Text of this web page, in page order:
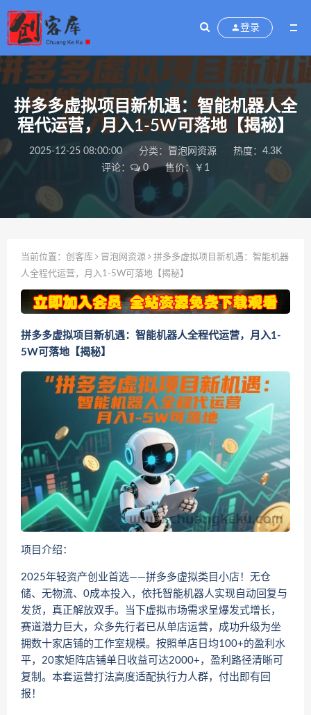
登录
拼多多虚拟项目新机遇：智能机器人全
程代运营，月入1-5W可落地【揭秘】
2025-12-25 08:00:00 分类： 冒泡网资源
热度：4.3K
评论：
0 售价：￥1
当前位置： 创客库 冒泡网资源
拼多多虚拟项目新机遇：智能机器
人全程代运营，月入1-5W可落地【揭秘】
拼多多虚拟项目新机遇：智能机器人全程代运营，月入1-
5W可落地【揭秘】
项目介绍：
2025年轻资产创业首选——拼多多虚拟类目小店！无仓
储、无物流、0成本投入，依托智能机器人实现自动回复与
发货，真正解放双手。当下虚拟市场需求呈爆发式增长，
赛道潜力巨大，众多先行者已从单店运营，成功升级为坐
拥数十家店铺的工作室规模。按照单店日均100+的盈利水
平，20家矩阵店铺单日收益可达2000+，盈利路径清晰可
复制。本套运营打法高度适配执行力人群，付出即有回
报！